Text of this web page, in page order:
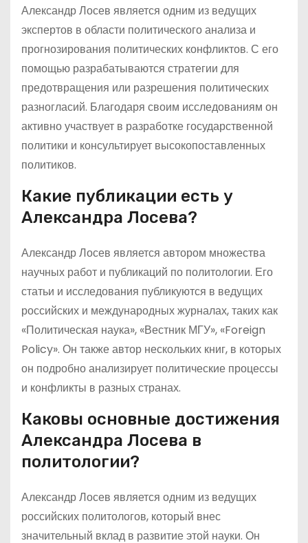
Александр Лосев является одним из ведущих
экспертов в области политического анализа и
прогнозирования политических конфликтов. С его
помощью разрабатываются стратегии для
предотвращения или разрешения политических
разногласий. Благодаря своим исследованиям он
активно участвует в разработке государственной
политики и консультирует высокопоставленных
политиков.
Какие публикации есть у
Александра Лосева?
Александр Лосев является автором множества
научных работ и публикаций по политологии. Его
статьи и исследования публикуются в ведущих
российских и международных журналах, таких как
«Политическая наука», «Вестник МГУ», «Foreign
Policy». Он также автор нескольких книг, в которых
он подробно анализирует политические процессы
и конфликты в разных странах.
Каковы основные достижения
Александра Лосева в
политологии?
Александр Лосев является одним из ведущих
российских политологов, который внес
значительный вклад в развитие этой науки. Он